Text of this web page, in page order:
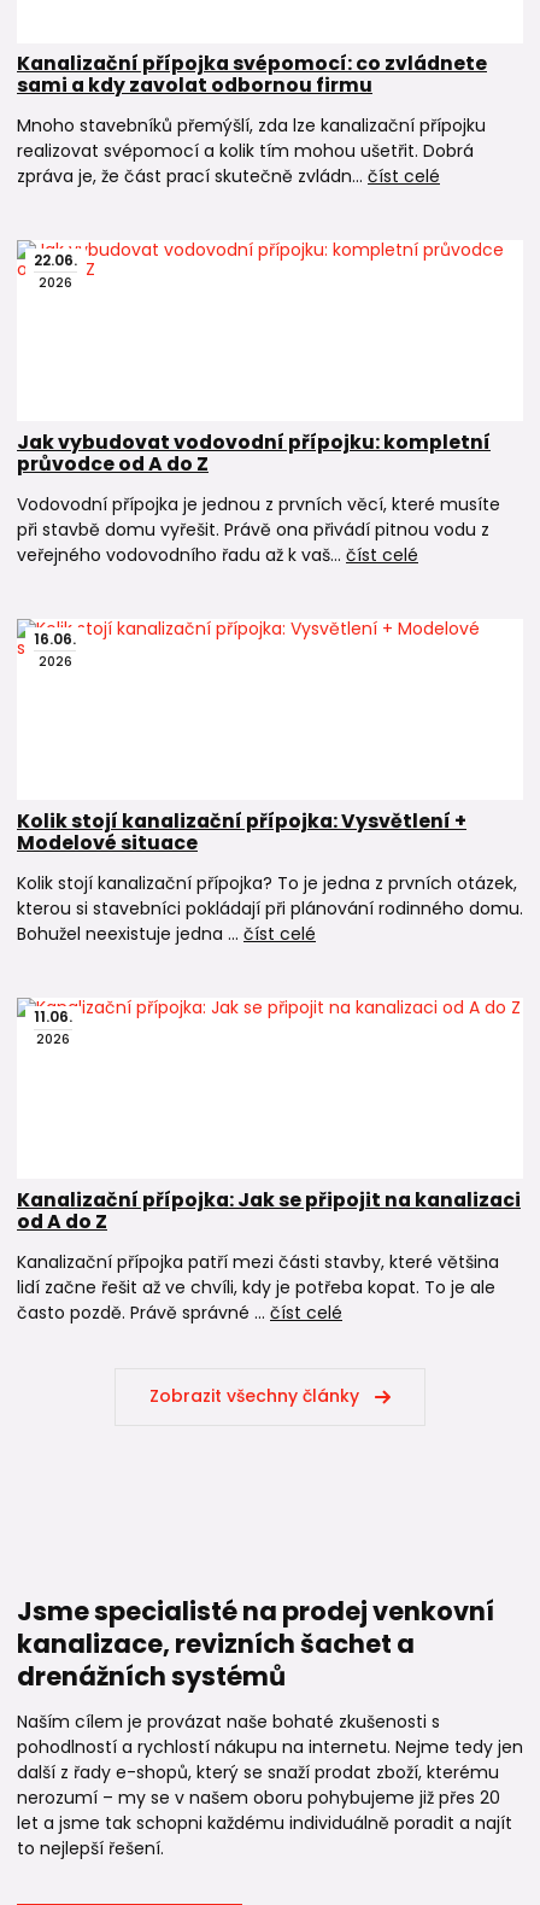
Kanalizační přípojka svépomocí: co zvládnete
sami a kdy zavolat odbornou firmu
Mnoho stavebníků přemýšlí, zda lze kanalizační přípojku
realizovat svépomocí a kolik tím mohou ušetřit. Dobrá
zpráva je, že část prací skutečně zvládn... číst celé
22.06.
2026
Jak vybudovat vodovodní přípojku: kompletní
průvodce od A do Z
Vodovodní přípojka je jednou z prvních věcí, které musíte
při stavbě domu vyřešit. Právě ona přivádí pitnou vodu z
veřejného vodovodního řadu až k vaš... číst celé
16.06.
2026
Kolik stojí kanalizační přípojka: Vysvětlení +
Modelové situace
Kolik stojí kanalizační přípojka? To je jedna z prvních otázek,
kterou si stavebníci pokládají při plánování rodinného domu.
Bohužel neexistuje jedna ... číst celé
11.06.
2026
Kanalizační přípojka: Jak se připojit na kanalizaci
od A do Z
Kanalizační přípojka patří mezi části stavby, které většina
lidí začne řešit až ve chvíli, kdy je potřeba kopat. To je ale
často pozdě. Právě správné ... číst celé
Zobrazit všechny články
Jsme specialisté na prodej venkovní
kanalizace, revizních šachet a
drenážních systémů
Naším cílem je provázat naše bohaté zkušenosti s
pohodlností a rychlostí nákupu na internetu. Nejme tedy jen
další z řady e-shopů, který se snaží prodat zboží, kterému
nerozumí – my se v našem oboru pohybujeme již přes 20
let a jsme tak schopni každému individuálně poradit a najít
to nejlepší řešení.